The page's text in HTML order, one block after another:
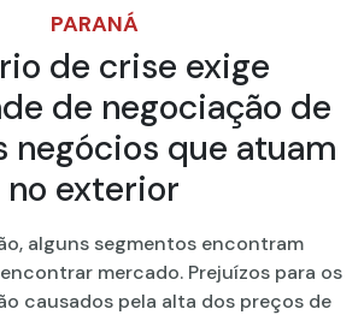
PARANÁ
de crise exige
de negociação de
negócios que atuam
no exterior
alguns segmentos encontram
mercado. Prejuízos para os
causados pela alta dos preços de